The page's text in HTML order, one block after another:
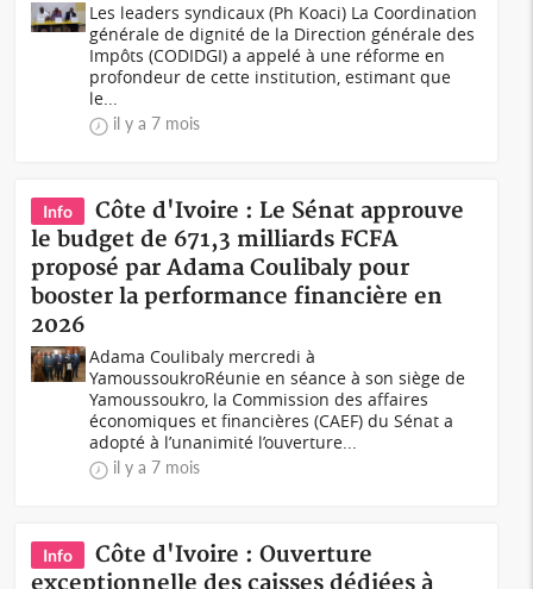
Les leaders syndicaux (Ph Koaci) La Coordination
générale de dignité de la Direction générale des
Impôts (CODIDGI) a appelé à une réforme en
profondeur de cette institution, estimant que
le...
il y a 7 mois
Info
Côte d'Ivoire : Le Sénat approuve
le budget de 671,3 milliards FCFA
proposé par Adama Coulibaly pour
booster la performance financière en
2026
Adama Coulibaly mercredi à
YamoussoukroRéunie en séance à son siège de
Yamoussoukro, la Commission des affaires
économiques et financières (CAEF) du Sénat a
adopté à l’unanimité l’ouverture...
il y a 7 mois
Info
Côte d'Ivoire : Ouverture